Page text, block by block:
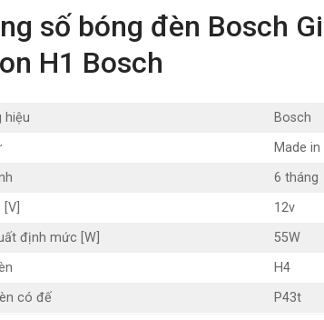
số bóng đèn Bosch
H1 Bosch
hiệu
Bosch
Made
6 tháng
12v
định mức [W]
55W
H4
có đế
P43t